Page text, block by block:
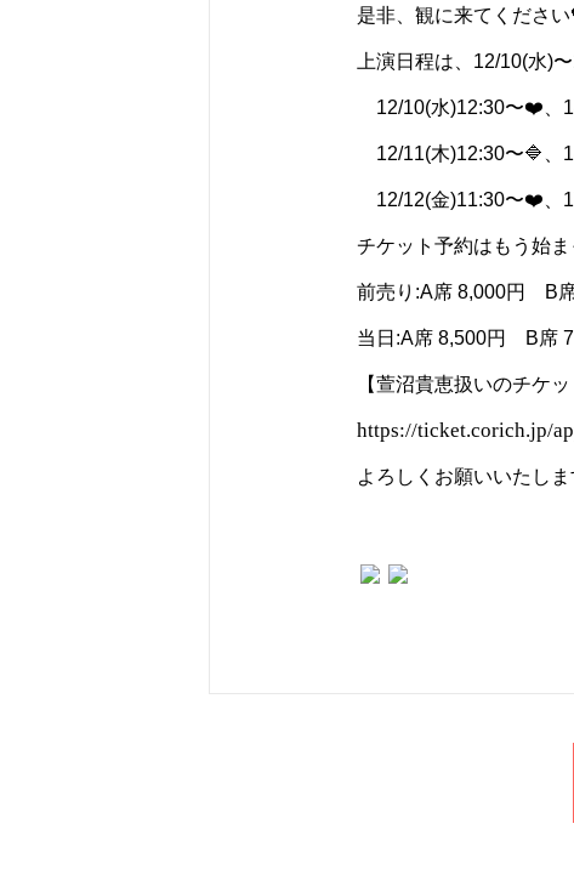
是非、観に来てください
上演日程は、12/10(水)〜
12/10(水)12:30〜❤️、
12/11(木)12:30〜🔷、
12/12(金)11:30〜❤️、
チケット予約はもう始ま
前売り:A席 8,000円 B
当日:A席 8,500円 B席
【萱沼貴恵扱いのチケ
https://ticket.corich.jp/
よろしくお願いいたし